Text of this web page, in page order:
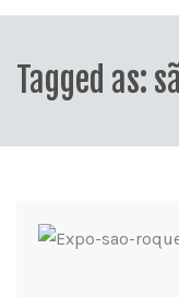
Tagged as: